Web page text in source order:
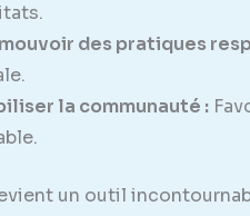
des pratiques
la communauté :
un outil